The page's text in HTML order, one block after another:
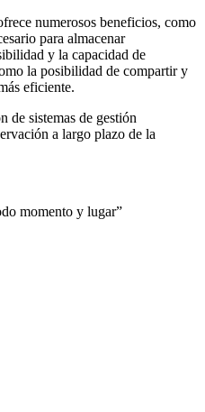
numerosos beneficios, como
para almacenar
y la capacidad de
la posibilidad de compartir y
eficiente.
de sistemas de gestión
a largo plazo de la
momento y lugar”